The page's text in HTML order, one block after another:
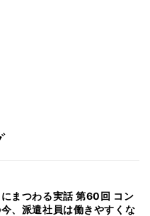
まつわる実話 第60回 コン
、派遣社員は働きやすくな